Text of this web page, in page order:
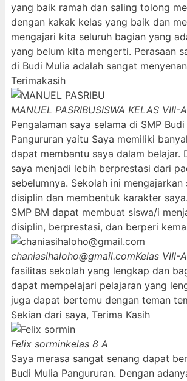
yang baik ramah dan saling tolong
dengan kakak kelas yang baik dan
mengajari kita seluruh bagian yang
yang belum kita mengerti. Perasaan
di Budi Mulia adalah sangat
Terimakasih
MANUEL PASRIBUSISWA KELAS VIII-A
Pengalaman saya selama di SMP
Pangururan yaitu Saya memiliki
dapat membantu saya dalam belajar.
saya menjadi lebih berprestasi dari
sebelumnya. Sekolah ini mengajarkan
disiplin dan membentuk karakter
SMP BM dapat membuat siswa/i
disiplin, berprestasi, dan berperi
chaniasihaloho@gmail.comKelas VIII-A
fasilitas sekolah yang lengkap dan
dapat mempelajari pelajaran yang
juga dapat bertemu dengan teman
Sekian dari saya, Terima Kasih
Felix sorminkelas 8 A
Saya merasa sangat senang dapat
Budi Mulia Pangururan. Dengan